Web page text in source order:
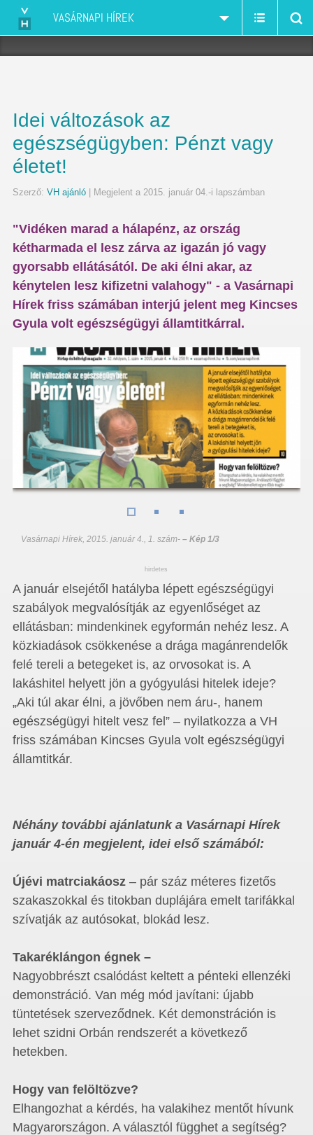
VASÁRNAPI HÍREK
Idei változások az
egészségügyben: Pénzt vagy
életet!
Szerző: VH ajánló| Megjelent a 2015. január 04.-i lapszámban
"Vidéken marad a hálapénz, az ország
kétharmada el lesz zárva az igazán jó vagy
gyorsabb ellátásától. De aki élni akar, az
kénytelen lesz kifizetni valahogy" - a Vasárnapi
Hírek friss számában interjú jelent meg Kincses
Gyula volt egészségügyi államtitkárral.
Vasárnapi Hírek, 2015. január 4., 1. szám-– Kép 1/3
hirdetes
A január elsejétől hatályba lépett egészségügyi
szabályok megvalósítják az egyenlőséget az
ellátásban: mindenkinek egyformán nehéz lesz. A
közkiadások csökkenése a drága magánrendelők
felé tereli a betegeket is, az orvosokat is. A
lakáshitel helyett jön a gyógyulási hitelek ideje?
„Aki túl akar élni, a jövőben nem áru-, hanem
egészségügyi hitelt vesz fel” – nyilatkozza a VH
friss számában Kincses Gyula volt egészségügyi
államtitkár.
Néhány további ajánlatunk a Vasárnapi Hírek
január 4-én megjelent, idei első számából:
Újévi matrciakáosz – pár száz méteres fizetős
szakaszokkal és titokban duplájára emelt tarifákkal
szívatják az autósokat, blokád lesz.
Takaréklángon égnek –
Nagyobbrészt csalódást keltett a pénteki ellenzéki
demonstráció. Van még mód javítani: újabb
tüntetések szerveződnek. Két demonstráción is
lehet szidni Orbán rendszerét a következő
hetekben.
Hogy van felöltözve?
Elhangozhat a kérdés, ha valakihez mentőt hívunk
Magyarországon. A választól függhet a segítség?